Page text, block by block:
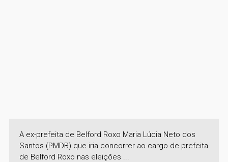
A ex-prefeita de Belford Roxo Maria Lúcia Neto dos
Santos (PMDB) que iria concorrer ao cargo de prefeita
de Belford Roxo nas eleições ...